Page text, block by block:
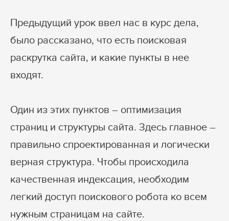
Предыдущий урок ввел нас в курс дела,
было рассказано, что есть поисковая
раскрутка сайта, и какие пункты в нее
входят.
Один из этих пунктов – оптимизация
страниц и структуры сайта. Здесь главное –
правильно спроектированная и логически
верная структура. Чтобы происходила
качественная индексация, необходим
легкий доступ поискового робота ко всем
нужным страницам на сайте.